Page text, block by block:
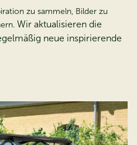
zu sammeln, Bilder zu
Wir aktualisieren die
neue inspirierende